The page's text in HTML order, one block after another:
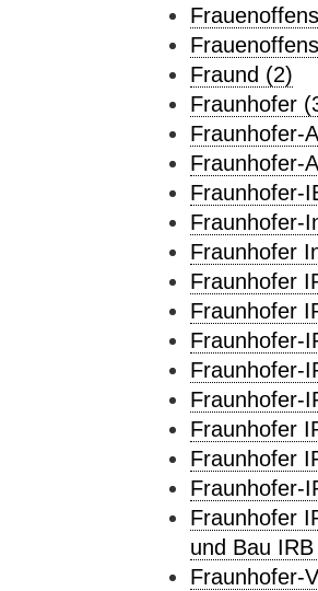
Fraund (2)
Fraunhofer
Fraunhofer-
Fraunhofer-
Fraunhofer-
Fraunhofer-
Fraunhofer
Fraunhofer
Fraunhofer
Fraunhofer-
Fraunhofer-
Fraunhofer-
Fraunhofer
Fraunhofer
Fraunhofer-
Fraunhofer
und Bau
Fraunhofer-